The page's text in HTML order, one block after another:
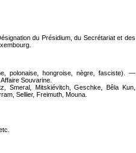
du Présidium, du Secrétariat et des
polonaise, hongroise, nègre, fasciste). —
Souvarine.
Smeral, Mitskiévitch, Geschke, Bêla Kun,
Sellier, Freimuth, Mouna.